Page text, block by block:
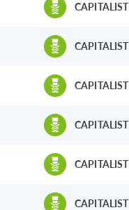
CAPITALIST
CAPITALIST
CAPITALIST
CAPITALIST
CAPITALIST
CAPITALIST